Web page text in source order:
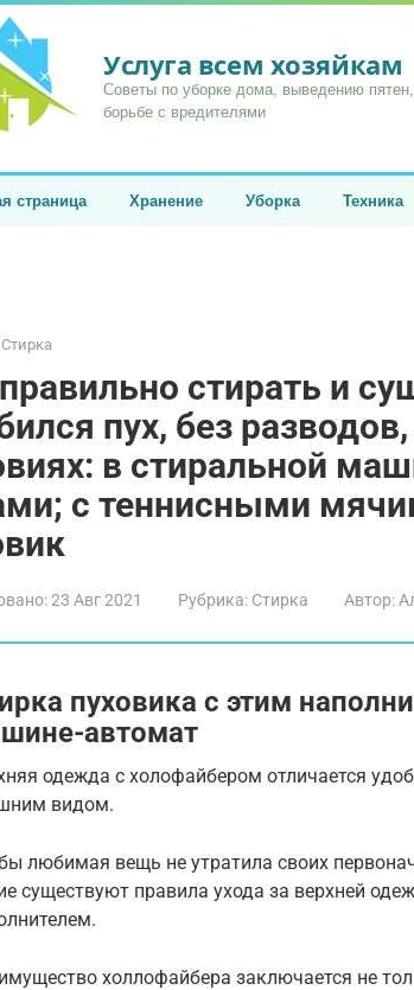
Услуга всем хозяйкам
Советы по уборке дома, выведению
борьбе с вредителями
страница Хранение Уборка Техника
Стирка
стирать и
пух, без
в стиральной
с теннисными
23 Авг 2021 Рубрика: Стирка Автор:
пуховика с этим
автомат
одежда с холофайбером отличается
видом.
любимая вещь не утратила своих
существуют правила ухода за верхней
холлофайбера заключается не